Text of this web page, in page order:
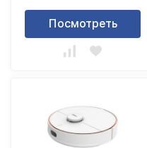
Посмотреть